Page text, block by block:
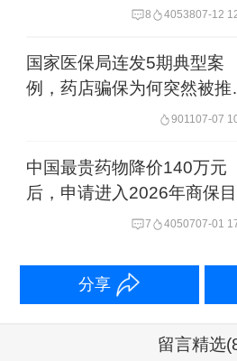
那么，当前国内的创
究竟做得如何？如何
格保密举措？
药企全球定价策略的影
当谈及对创新药进行“价
8 4053807-12
国家医保局连发5期典型案
例，药店骗保为何突然被推
901107-07
中国最贵药物降价140万元
后，申请进入2026年商保
7 4050707-01
分享
留言精选